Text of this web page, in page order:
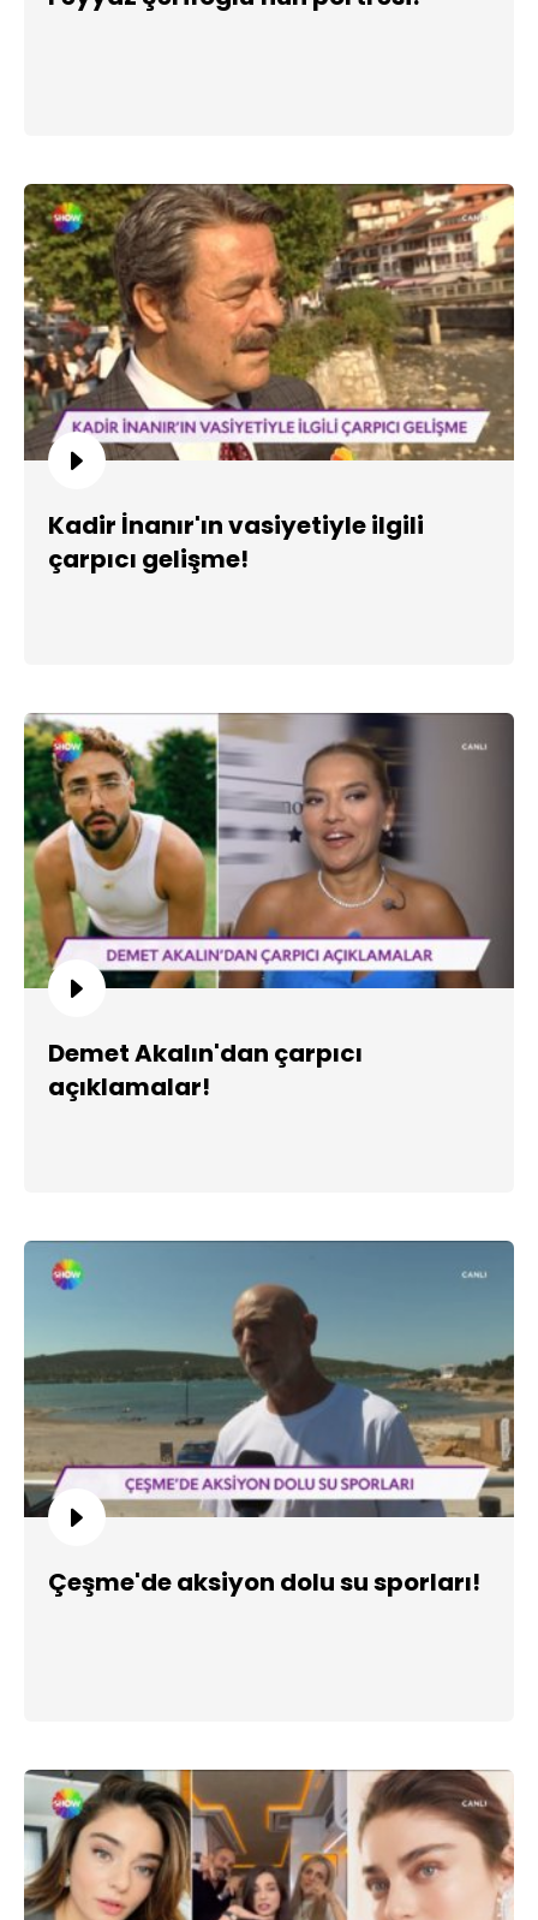
Kadir İnanır'ın vasiyetiyle ilgili
çarpıcı gelişme!
Demet Akalın'dan çarpıcı
açıklamalar!
Çeşme'de aksiyon dolu su sporları!